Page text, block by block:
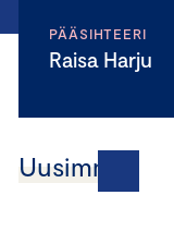
PÄÄSIHTEERI
Raisa Harju
Uusimmat